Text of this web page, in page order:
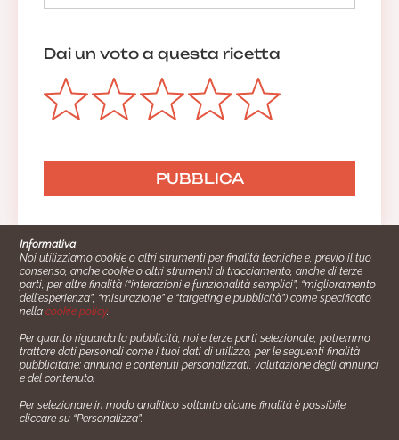
Dai un voto a questa ricetta
Cucinare.it è un marchio commerciale di Impiego24.it s.r.l.
copyright 2014 - 2024 P.IVA: 03406490130
Azienda certiﬁcata ISO 27001 numero: SNR 73140386/89/I
- Azienda certiﬁcata ISO 9001 numero: SNR
Informativa
Noi utilizziamo cookie o altri strumenti per finalità tecniche e, previo il tuo
consenso, anche cookie o altri strumenti di tracciamento, anche di terze
parti, per altre finalità (“interazioni e funzionalità semplici”, “miglioramento
dell'esperienza”, “misurazione” e “targeting e pubblicità”) come specificato
nellacookie policy.
Per quanto riguarda la pubblicità, noi e terze parti selezionate, potremmo
trattare dati personali come i tuoi dati di utilizzo, per le seguenti finalità
pubblicitarie: annunci e contenuti personalizzati, valutazione degli annunci
e del contenuto.
Per selezionare in modo analitico soltanto alcune finalità è possibile
cliccare su “Personalizza”.